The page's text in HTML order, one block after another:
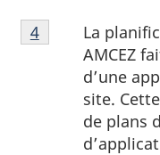
Note
de
La
AMCEZ
d’une
site.
de plans
Retour à la
4